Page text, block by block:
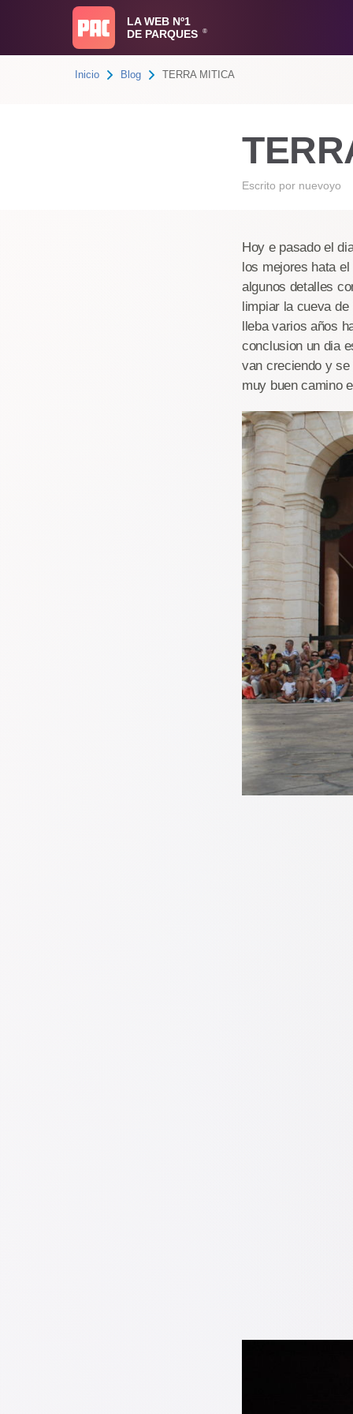
LA WEB Nº1
DE PARQUES
®
Inicio Blog TERRA MITICA
Escrito por nuevoyo
Hoy e pasado el
los mejores hata
algunos detalles
limpiar la cueva
lleba varios años
conclusion un dia
van creciendo y
muy buen camino